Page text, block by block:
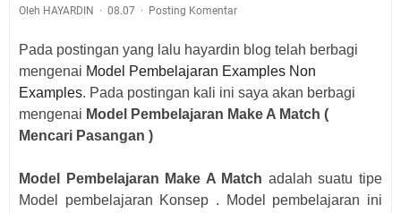
Oleh HAYARDIN 08.07 Posting Komentar
Pada postingan yang lalu hayardin blog telah berbagi
mengenai Model Pembelajaran Examples Non
Examples. Pada postingan kali ini saya akan berbagi
mengenai Model Pembelajaran Make A Match (
Mencari Pasangan )
Model Pembelajaran Make A Match adalah suatu tipe
Model pembelajaran Konsep . Model pembelajaran ini